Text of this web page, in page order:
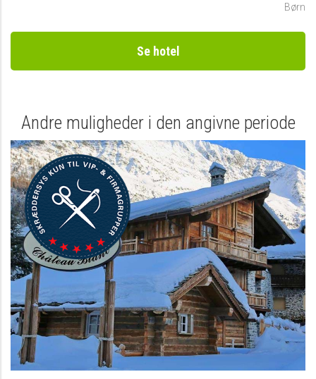
Børn
Se hotel
Andre muligheder i den angivne periode